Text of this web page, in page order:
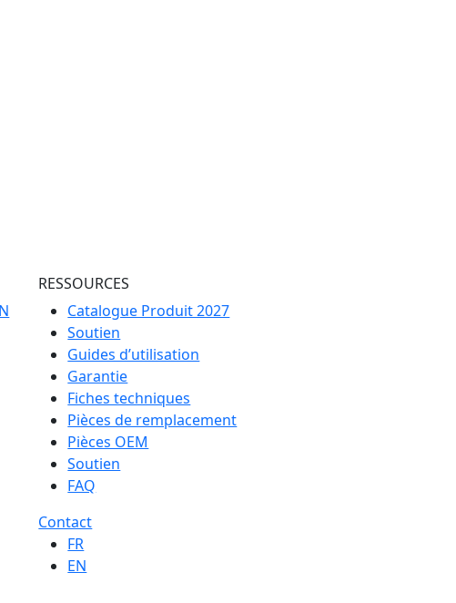
RESSOURCES
Catalogue Produit 2027
Soutien
Guides d’utilisation
Garantie
Fiches techniques
Pièces de remplacement
Pièces OEM
Soutien
FAQ
Contact
FR
EN